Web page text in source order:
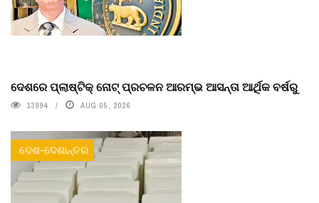
ଦେଶରେ ପ୍ଲାଷ୍ଟିକ୍ ନୋଟ୍‌ ପ୍ରଚଳନ ଆରମ୍ଭ ଆସନ୍ତା ଆର୍ଥିକ ବର୍ଷରୁ
13994 AUG 05, 2026
ଦେଶ-ଦେଶାନ୍ତର